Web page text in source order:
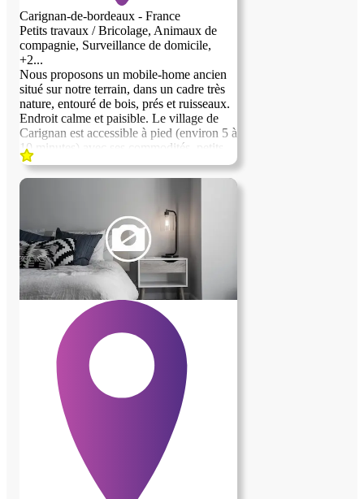
Carignan-de-bordeaux - France
Petits travaux / Bricolage, Animaux de
compagnie, Surveillance de domicile,
+2...
Nous proposons un mobile-home ancien
situé sur notre terrain, dans un cadre très
nature, entouré de bois, prés et ruisseaux.
Endroit calme et paisible. Le village de
Carignan est accessible à pied (environ 5 à
10 minutes) avec ses commodités, petits
commerces, bibliothèques et activités
sportives et artistiques. Un bus permet
en environ 30 minutes. Le logement est
proposé en échange d’une quarantaine
d’heures par mois principalement « d’aide
à la ferme » Nous cherchons une personne
sérieuse, autonome et de confiance , sans
addiction à l’alcool, soigneuse et
respectueuse des lieux et des gens, aimant
la nature et les animaux.